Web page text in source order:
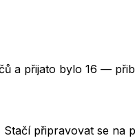
a přijato bylo 16 —
připravovat se